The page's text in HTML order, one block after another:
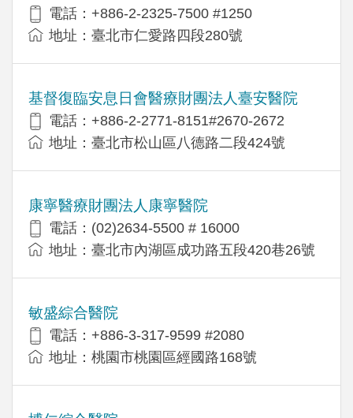
電話：+886-2-2325-7500 #1250
地址：臺北市仁愛路四段280號
基督復臨安息日會醫療財團法人臺安醫院
電話：+886-2-2771-8151#2670-2672
地址：臺北市松山區八德路二段424號
康寧醫療財團法人康寧醫院
電話：(02)2634-5500 # 16000
地址：臺北市內湖區成功路五段420巷26號
敏盛綜合醫院
電話：+886-3-317-9599 #2080
地址：桃園市桃園區經國路168號